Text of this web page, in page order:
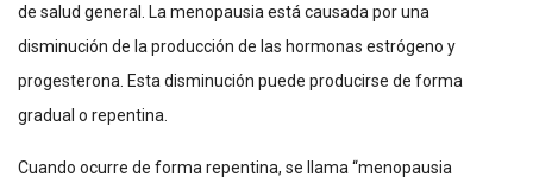
de salud general. La menopausia está causada por una
disminución de la producción de las hormonas estrógeno y
progesterona. Esta disminución puede producirse de forma
gradual o repentina.
Cuando ocurre de forma repentina, se llama “menopausia